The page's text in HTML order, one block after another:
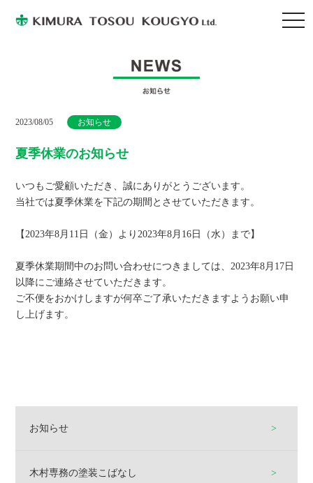
2023/08/05 お知らせ
夏季休業のお知らせ
いつもご愛顧いただき、誠にありがとうございます。
当社では夏季休業を下記の期間とさせていただきます。
【2023年8月11日（金）より2023年8月16日（水）まで】
夏季休業期間中のお問い合わせにつきましては、2023年8月17日
以降にご連絡させていただきます。
ご不便をおかけしますが何卒ご了承いただきますようお願い申
し上げます。
お知らせ
木村専務の塗装こばなし